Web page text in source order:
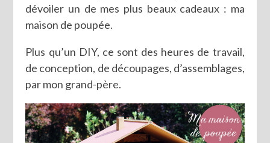
dévoiler un de mes plus beaux cadeaux : ma
maison de poupée.
Plus qu’un DIY, ce sont des heures de travail,
de conception, de découpages, d’assemblages,
par mon grand-père.